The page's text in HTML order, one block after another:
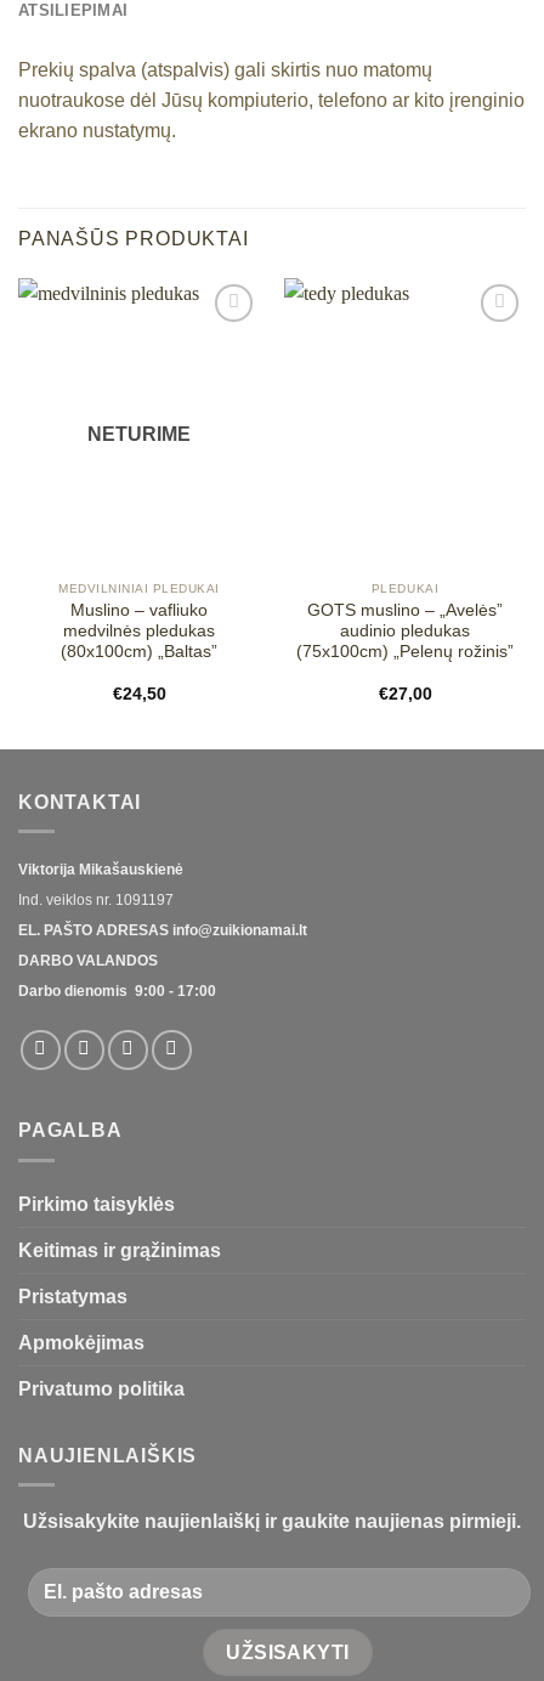
ATSILIEPIMAI
Prekių spalva (atspalvis) gali skirtis nuo matomų
nuotraukose dėl Jūsų kompiuterio, telefono ar kito įrenginio
ekrano nustatymų.
PANAŠŪS PRODUKTAI
NETURIME
MEDVILNINIAI PLEDUKAI
Muslino – vafliuko
medvilnės pledukas
(80x100cm) „Baltas”
€24,50
PLEDUKAI
GOTS muslino – „Avelės”
audinio pledukas
(75x100cm) „Pelenų rožinis”
€27,00
KONTAKTAI
Viktorija Mikašauskienė
Ind. veiklos nr. 1091197
EL. PAŠTO ADRESAS info@zuikionamai.lt
DARBO VALANDOS
Darbo dienomis 9:00 - 17:00
PAGALBA
Pirkimo taisyklės
Keitimas ir grąžinimas
Pristatymas
Apmokėjimas
Privatumo politika
NAUJIENLAIŠKIS
Užsisakykite naujienlaiškį ir gaukite naujienas pirmieji.